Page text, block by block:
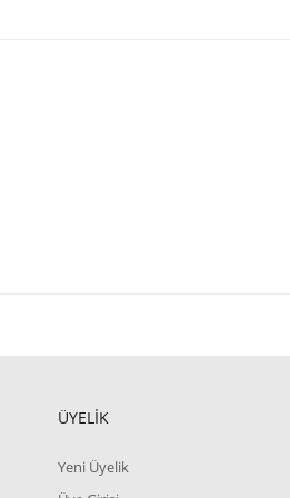
ÜYELİK
Yeni Üyelik